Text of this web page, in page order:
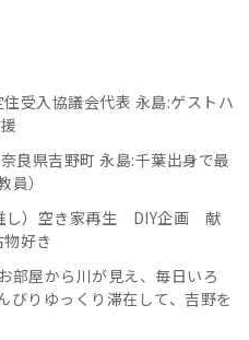
受入協議会代表 永島:ゲストハ
良県吉野町 永島:千葉出身で最
）
し）空き家再生 DIY企画 献
好き
お部屋から川が見え、毎日いろ
びりゆっくり滞在して、吉野を